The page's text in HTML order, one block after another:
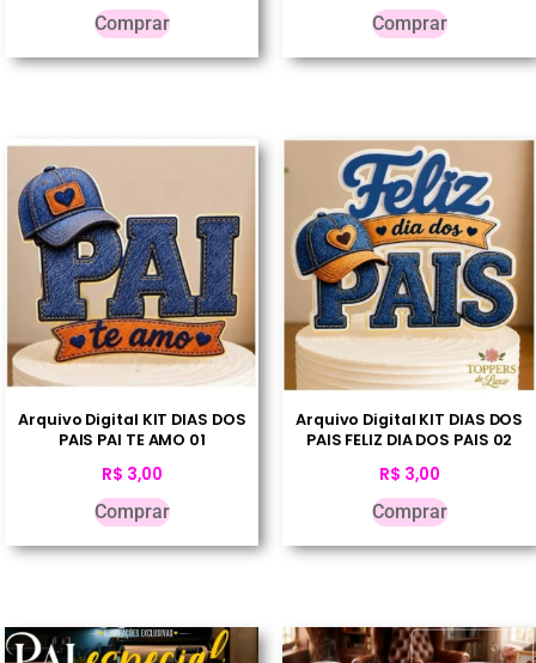
Comprar
Comprar
Arquivo Digital KIT DIAS DOS
PAIS PAI TE AMO 01
R$ 3,00
Comprar
Arquivo Digital KIT DIAS DOS
PAIS FELIZ DIA DOS PAIS 02
R$ 3,00
Comprar